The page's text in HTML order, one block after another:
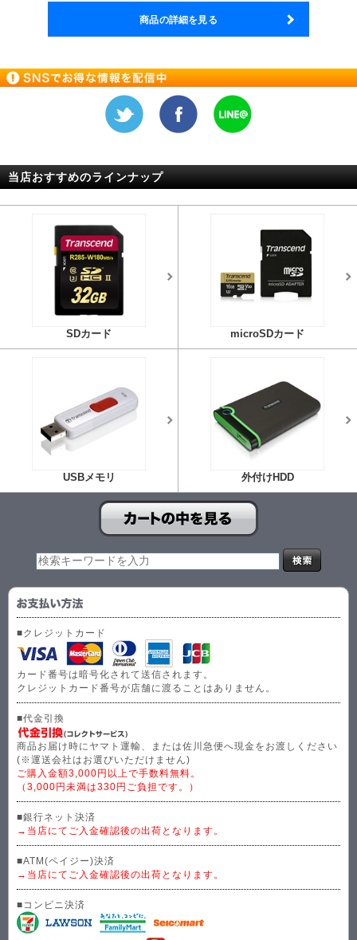
商品の詳細を見る
当店おすすめのラインナップ
SDカード microSDカード
USBメモリ 外付けHDD
■クレジットカード
カード番号は暗号化されて送信されます。
クレジットカード番号が店舗に渡ることはありません。
■代金引換
商品お届け時にヤマト運輸、または佐川急便へ現金をお渡しください
(※運送会社はお選びいただけません)
ご購入金額3,000円以上で手数料無料。
（3,000円未満は330円ご負担です。）
■銀行ネット決済
→当店にてご入金確認後の出荷となります。
■ATM(ペイジー)決済
→当店にてご入金確認後の出荷となります。
■コンビニ決済